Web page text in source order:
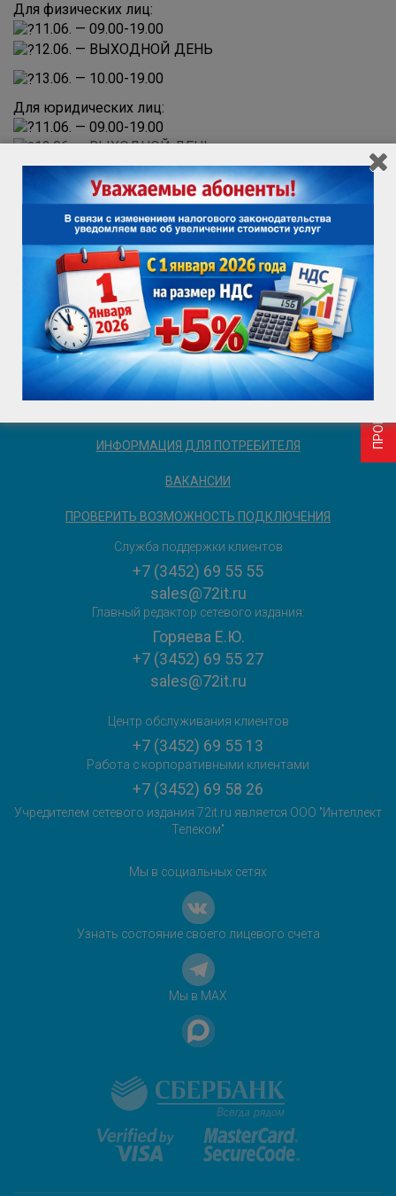
ПРОВЕРИТЬ ВОЗМОЖНОСТЬ ПОДКЛЮЧЕНИЯ
Для физических лиц:
11.06. — 09.00-19.00
12.06. — ВЫХОДНОЙ ДЕНЬ
13.06. — 10.00-19.00
Для юридических лиц:
11.06. — 09.00-19.00
12.06. — ВЫХОДНОЙ ДЕНЬ
13.06. — ВЫХОДНОЙ ДЕНЬ
ИНФОРМАЦИЯ ДЛЯ ПОТРЕБИТЕЛЯ
ВАКАНСИИ
ПРОВЕРИТЬ ВОЗМОЖНОСТЬ ПОДКЛЮЧЕНИЯ
Служба поддержки клиентов
+7 (3452) 69 55 55
sales@72it.ru
Главный редактор сетевого издания:
Горяева Е.Ю.
+7 (3452) 69 55 27
sales@72it.ru
Центр обслуживания клиентов
+7 (3452) 69 55 13
Работа с корпоративными клиентами
+7 (3452) 69 58 26
Учредителем сетевого издания 72it.ru является ООО "Интеллект
Телеком"
Мы в социальных сетях
Узнать состояние своего лицевого счета
Мы в MAX